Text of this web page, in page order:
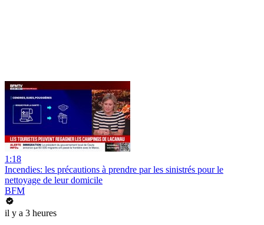
1:18
Incendies: les précautions à prendre par les sinistrés pour le
nettoyage de leur domicile
BFM
il y a 3 heures